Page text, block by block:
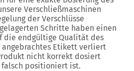
Verschließmaschinen
der Verschlüsse
Schritte haben einen
die endgültige Qualität des
Etikett verliert
nicht korrekt dosiert
falsch positioniert ist.